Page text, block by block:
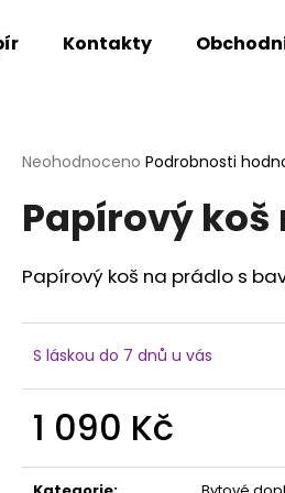
Kontakty
Průměrné
produktu
je
z
5
Neohodnoceno Podrobnosti
Papírový
Papírový koš na prádlo s
S láskou do 7 dnů u vás
1 090 Kč
cena:
HLEDAT